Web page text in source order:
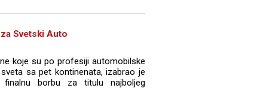
Svetski Auto
koje su po profesiji automobilske
sa pet kontinenata, izabrao je
borbu za titulu najboljeg